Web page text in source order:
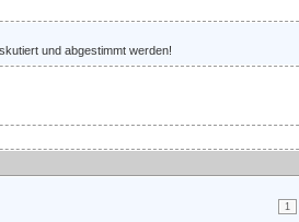
und abgestimmt werden!
1